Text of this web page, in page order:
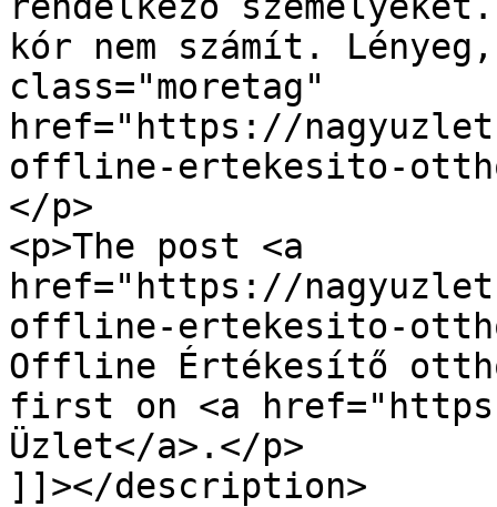
kór nem számít.
class="moretag"
href="https://
offline-ertekesito-
</p>
<p>The post <a
href="https://
offline-ertekesito-
Offline Értékesítő
first on <a
Üzlet</a>.</p>
]]></description>